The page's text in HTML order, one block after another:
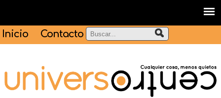
Inicio Contacto